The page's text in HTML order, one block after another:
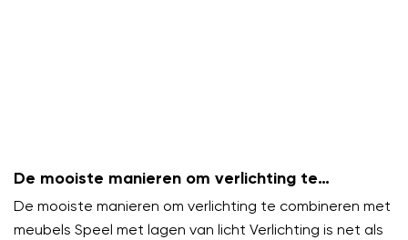
De mooiste manieren om verlichting te
combineren met meubels
De mooiste manieren om verlichting te combineren met
meubels Speel met lagen van licht Verlichting is net als